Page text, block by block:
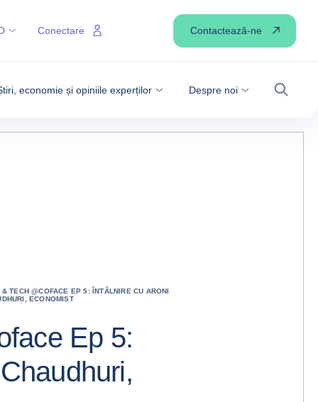
economie și opiniile experților Despre noi
Căutare
Conectare Contactează-ne
& TECH @COFACE EP 5: ÎNTÂLNIRE CU ARONI
ECONOMIST
Ep 5: